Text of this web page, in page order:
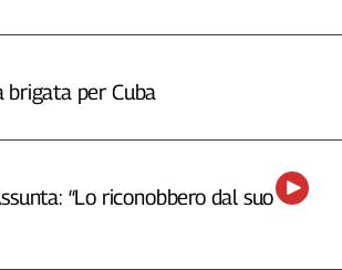
brigata per Cuba
“Lo riconobbero dal suo